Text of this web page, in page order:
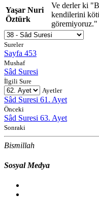
Yaşar Nuri
Öztürk
Ve derler ki
kendilerini
göremiyoruz."
Sureler
Sayfa 453
Mushaf
Sâd Suresi
İlgili Sure
Ayetler
Sâd Suresi 61. Ayet
Önceki
Sâd Suresi 63. Ayet
Sonraki
Bismillah
Sosyal Medya